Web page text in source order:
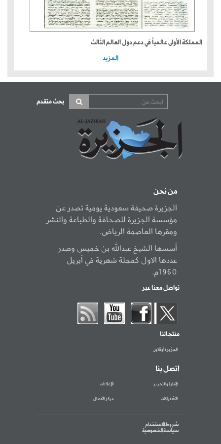
المملكة الأولى عالمياً في دعم دول العالم الثالث
المزيد
بحث متقدم
من نحن
الجزيرة صحيفة سعودية يومية تصدر عن
مؤسسة الجزيرة للصحافة والطباعة والنشر
ومقرها العاصمة الرياض.
أسسها الشيخ عبدالله بن خميس وصدر
عددها الاول كمجلة شهرية في أبريل
1960م.
تواصل معنا عبر
منتجاتنا
الجزيرة أونلاين
اتصل بنا
الإدارة والتحرير الإعلانات
الاشتراكات مركز الاتصال
شروط الاستخدام
سياسة الخصوصية